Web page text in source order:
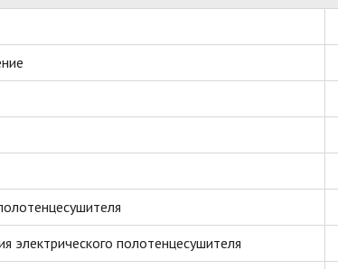
электрического полотенцесушителя